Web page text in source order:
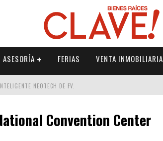
ASESORÍA FERIAS VENTA INMOBILIARIA
NEOTECH DE FV.
Convention Center